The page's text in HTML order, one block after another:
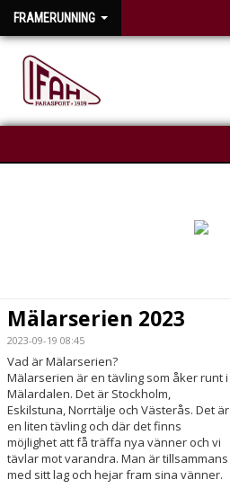
FRAMERUNNING
Mälarserien 2023
2023-09-19 08:45
Vad är Mälarserien?
Mälarserien är en tävling som åker runt i
Mälardalen. Det är Stockholm,
Eskilstuna, Norrtälje och Västerås. Det är
en liten tävling och där det finns
möjlighet att få träffa nya vänner och vi
tävlar mot varandra. Man är tillsammans
med sitt lag och hejar fram sina vänner.